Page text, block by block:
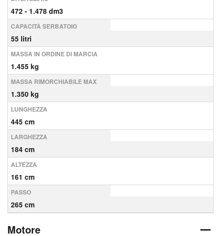
472 - 1.478 dm3
CAPACITÀ SERBATOIO
55 litri
MASSA IN ORDINE DI MARCIA
1.455 kg
MASSA RIMORCHIABILE MAX
1.350 kg
LUNGHEZZA
445 cm
LARGHEZZA
184 cm
ALTEZZA
161 cm
PASSO
265 cm
Motore